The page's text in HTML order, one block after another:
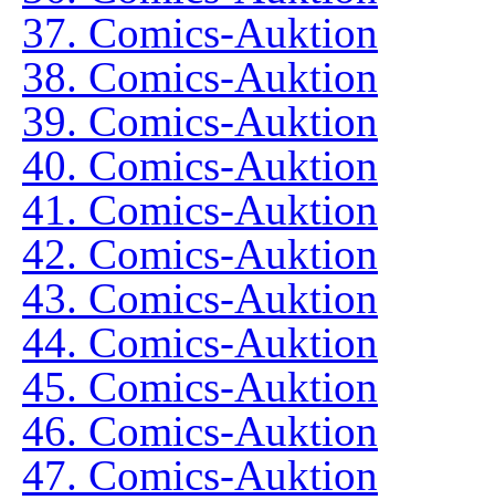
37. Comics-Auktion
38. Comics-Auktion
39. Comics-Auktion
40. Comics-Auktion
41. Comics-Auktion
42. Comics-Auktion
43. Comics-Auktion
44. Comics-Auktion
45. Comics-Auktion
46. Comics-Auktion
47. Comics-Auktion